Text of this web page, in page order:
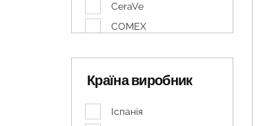
CeraVe
COMEX
HIRUDO DERM
IVATERM
Країна виробник
Іспанія